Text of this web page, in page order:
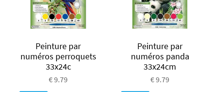
Peinture par
numéros perroquets
33x24c
€ 9.79
Peinture par
numéros panda
33x24cm
€ 9.79